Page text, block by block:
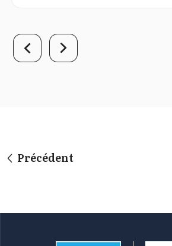
Précédent